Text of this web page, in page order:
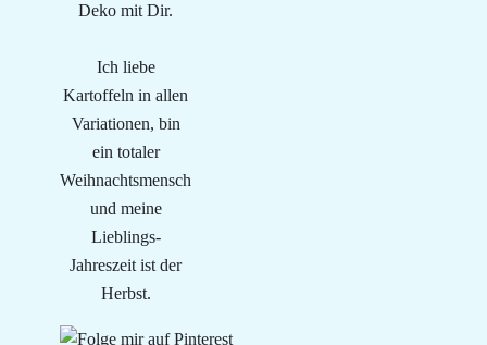
Deko mit Dir.
Ich liebe
Kartoffeln in allen
Variationen, bin
ein totaler
Weihnachtsmensch
und meine
Lieblings-
Jahreszeit ist der
Herbst.